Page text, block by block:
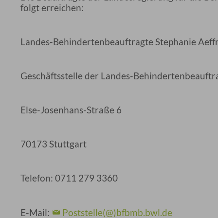
folgt erreichen:
Landes-Behindertenbeauftragte Stephanie
Geschäftsstelle der Landes-
Else-Josenhans-Straße 6
70173 Stuttgart
Telefon: 0711 279 3360
E-Mail: Poststelle(@)bfbmb.bwl.de